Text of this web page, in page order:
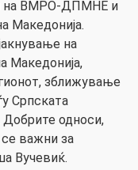
на ВМРО-ДПМНЕ и
Македонија.
на
Македонија,
зближување
Српската
односи,
се важни за
Вучевиќ.